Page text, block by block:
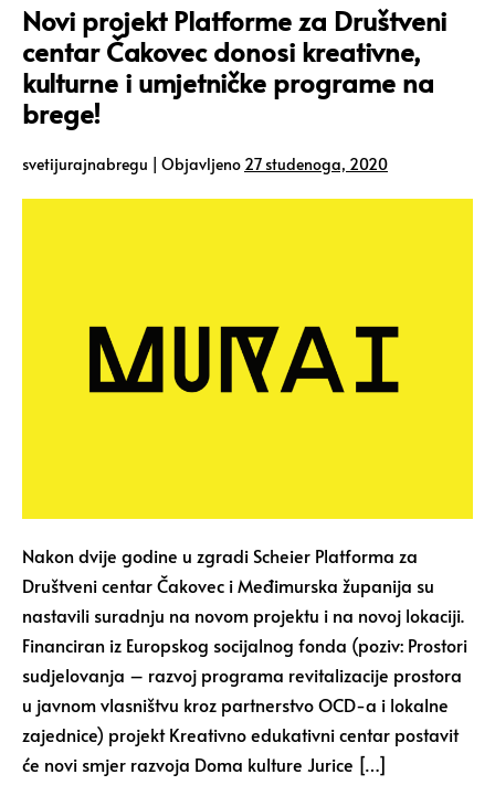
Novi projekt Platforme za Društveni
centar Čakovec donosi kreativne,
kulturne i umjetničke programe na
brege!
svetijurajnabregu | Objavljeno 27 studenoga, 2020
Nakon dvije godine u zgradi Scheier Platforma za
Društveni centar Čakovec i Međimurska županija su
nastavili suradnju na novom projektu i na novoj lokaciji.
Financiran iz Europskog socijalnog fonda (poziv: Prostori
sudjelovanja – razvoj programa revitalizacije prostora
u javnom vlasništvu kroz partnerstvo OCD-a i lokalne
zajednice) projekt Kreativno edukativni centar postavit
će novi smjer razvoja Doma kulture Jurice […]